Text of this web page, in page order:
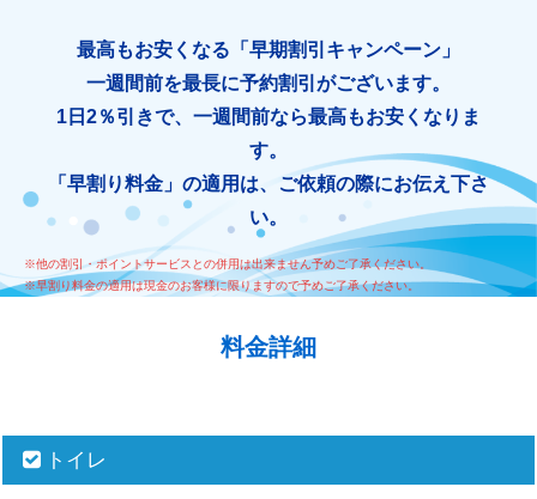
最高もお安くなる「早期割引キャンペーン」
一週間前を最長に予約割引がございます。
1日2％引きで、一週間前なら最高もお安くなりま
す。
「早割り料金」の適用は、ご依頼の際にお伝え下さ
い。
※他の割引・ポイントサービスとの併用は出来ません予めご了承ください。
※早割り料金の適用は現金のお客様に限りますので予めご了承ください。
料金詳細
トイレ